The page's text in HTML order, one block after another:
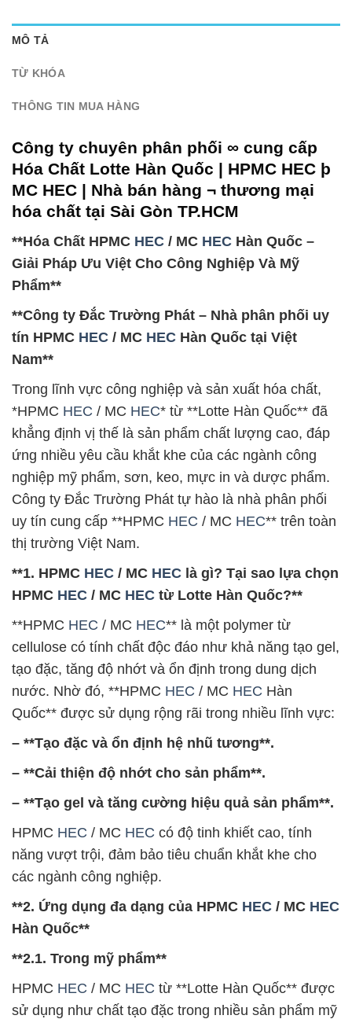
MÔ TẢ
TỪ KHÓA
THÔNG TIN MUA HÀNG
Công ty chuyên phân phối ∞ cung cấp
Hóa Chất Lotte Hàn Quốc | HPMC HEC þ
MC HEC | Nhà bán hàng ¬ thương mại
hóa chất tại Sài Gòn TP.HCM
**Hóa Chất HPMC HEC / MC HEC Hàn Quốc –
Giải Pháp Ưu Việt Cho Công Nghiệp Và Mỹ
Phẩm**
**Công ty Đắc Trường Phát – Nhà phân phối uy
tín HPMC HEC / MC HEC Hàn Quốc tại Việt
Nam**
Trong lĩnh vực công nghiệp và sản xuất hóa chất,
*HPMC HEC / MC HEC* từ **Lotte Hàn Quốc** đã
khẳng định vị thế là sản phẩm chất lượng cao, đáp
ứng nhiều yêu cầu khắt khe của các ngành công
nghiệp mỹ phẩm, sơn, keo, mực in và dược phẩm.
Công ty Đắc Trường Phát tự hào là nhà phân phối
uy tín cung cấp **HPMC HEC / MC HEC** trên toàn
thị trường Việt Nam.
**1. HPMC HEC / MC HEC là gì? Tại sao lựa chọn
HPMC HEC / MC HEC từ Lotte Hàn Quốc?**
**HPMC HEC / MC HEC** là một polymer từ
cellulose có tính chất độc đáo như khả năng tạo gel,
tạo đặc, tăng độ nhớt và ổn định trong dung dịch
nước. Nhờ đó, **HPMC HEC / MC HEC Hàn
Quốc** được sử dụng rộng rãi trong nhiều lĩnh vực:
– **Tạo đặc và ổn định hệ nhũ tương**.
– **Cải thiện độ nhớt cho sản phẩm**.
– **Tạo gel và tăng cường hiệu quả sản phẩm**.
HPMC HEC / MC HEC có độ tinh khiết cao, tính
năng vượt trội, đảm bảo tiêu chuẩn khắt khe cho
các ngành công nghiệp.
**2. Ứng dụng đa dạng của HPMC HEC / MC HEC
Hàn Quốc**
**2.1. Trong mỹ phẩm**
HPMC HEC / MC HEC từ **Lotte Hàn Quốc** được
sử dụng như chất tạo đặc trong nhiều sản phẩm mỹ